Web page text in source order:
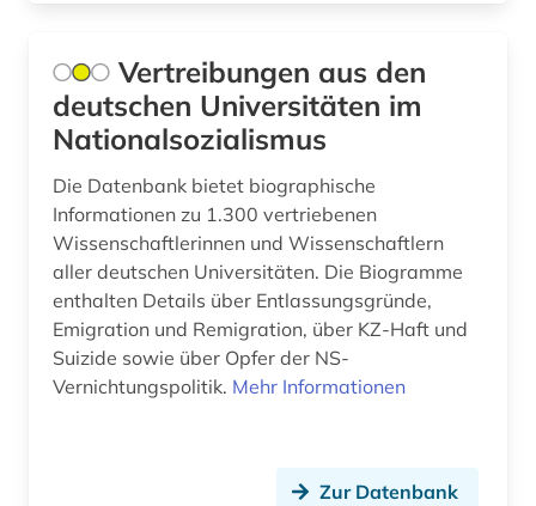
juden (14)
judentum (12)
judenverfolgung (16)
judenvernichtung (27)
jüdische geschichte (1)
jüdisches leben (1)
kambodscha (2)
Vertreibungen aus den
deutschen Universitäten im
Nationalsozialismus
Die Datenbank bietet biographische
Informationen zu 1.300 vertriebenen
Wissenschaftlerinnen und Wissenschaftlern
aller deutschen Universitäten. Die Biogramme
enthalten Details über Entlassungsgründe,
Emigration und Remigration, über KZ-Haft und
Suizide sowie über Opfer der NS-
Vernichtungspolitik. Mehr Informationen
Zur Datenbank